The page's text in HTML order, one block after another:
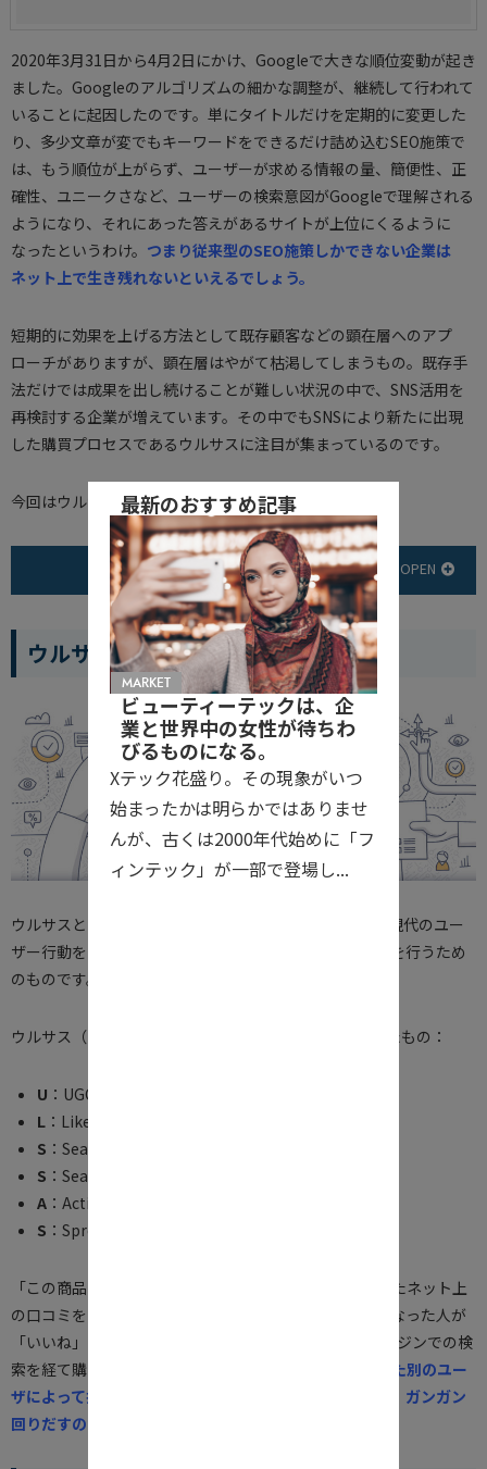
2020年3月31日から4月2日にかけ、Googleで大きな順位変動が起き
ました。Googleのアルゴリズムの細かな調整が、継続して行われて
いることに起因したのです。単にタイトルだけを定期的に変更した
り、多少文章が変でもキーワードをできるだけ詰め込むSEO施策で
は、もう順位が上がらず、ユーザーが求める情報の量、簡便性、正
確性、ユニークさなど、ユーザーの検索意図がGoogleで理解される
ようになり、それにあった答えがあるサイトが上位にくるように
なったというわけ。 つまり従来型のSEO施策しかできない企業は
ネット上で生き残れないといえるでしょう。
短期的に効果を上げる方法として既存顧客などの顕在層へのアプ
ローチがありますが、顕在層はやがて枯渇してしまうもの。既存手
法だけでは成果を出し続けることが難しい状況の中で、SNS活用を
再検討する企業が増えています。その中でもSNSにより新たに出現
した購買プロセスであるウルサスに注目が集まっているのです。
今回はウルサスについて、確認していきたいと思います。
目次
ウルサス(ULSSAS)とは
ウルサスとはSNS時代の行動購買プロセスのことです。現代のユー
ザー行動を活かし、費用対効果の優れたマーケティングを行うため
のものです。
ウルサス（ULSSAS）とは、以下の単語の頭文字を並べたもの：
U ：UGC（ネット上の口コミ)
L ：Like（それを見たユーザーがいいね）
S ：Search1（TwitterやInstagramなどで検索）
S ：Search2（GoogleやYahooで検索）
A ：Action（購買）
S ：Spread (購買や利用した事実を拡散)
「この商品は使える」「このサービスはおトク」といったネット上
の口コミを見て、フォロワーや、商品やサービスに気になった人が
「いいね」をしてSNSを検索し、Googleなどの検索エンジンでの検
索を経て購買。
購買後の感想などを口コミし、それがまた別のユー
ザによって拡散されるというユーザー配信のサイクルが、ガンガン
回りだすのがウルサスです。
最新のおすすめ記事
MARKET
ビューティーテックは、企
業と世界中の女性が待ちわ
びるものになる。
Xテック花盛り。その現象がいつ
始まったかは明らかではありませ
んが、古くは2000年代始めに「フ
ィンテック」が一部で登場し...